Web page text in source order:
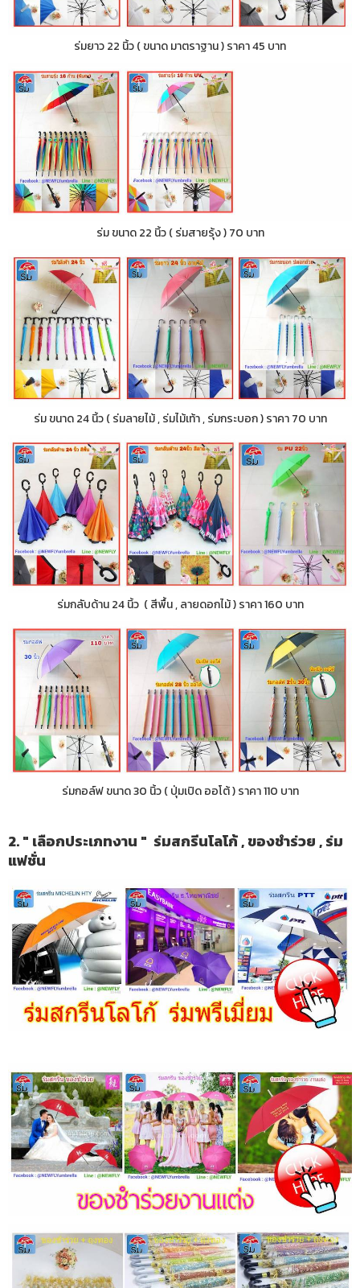
ร่มยาว 22 นิ้ว ( ขนาด มาตราฐาน ) ราคา 45 บาท
ร่ม ขนาด 22 นิ้ว ( ร่มสายรุ้ง ) 70 บาท
ร่ม ขนาด 24 นิ้ว ( ร่มลายไม้ , ร่มไม้เท้า , ร่มกระบอก ) ราคา 70 บาท
ร่มกลับด้าน 24 นิ้ว ( สีพื้น , ลายดอกไม้ ) ราคา 160 บาท
ร่มกอล์ฟ ขนาด 30 นิ้ว ( ปุ่มเปิด ออโต้ ) ราคา 110 บาท
2. " เลือกประเภทงาน " ร่มสกรีนโลโก้ , ของชำร่วย , ร่ม
แฟชั่น